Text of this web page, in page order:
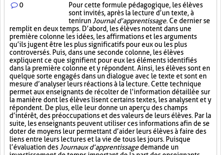
0
Pour cette formule pédagogique, les élèves
sont invités, après la lecture d’un texte, à
tenir un Journal d’apprentissage. Ce dernier se
remplit en deux temps. D’abord, les élèves notent dans une
première colonne les idées, les affirmations et les arguments
qu’ils jugent être les plus significatifs pour eux ou les plus
controversés. Puis, dans une seconde colonne, les élèves
expliquent ce que signifient pour eux les éléments identifiés
dans la première colonne et y répondent. Ainsi, les élèves sont en
quelque sorte engagés dans un dialogue avec le texte et sont en
mesure d’analyser leurs réactions à la lecture. Cette technique
permet aux enseignants de récolter de l’information détaillée sur
la manière dont les élèves lisent certains textes, les analysent et y
répondent. De plus, elle leur donne un aperçu des champs
d’intérêt, des préoccupations et des valeurs de leurs élèves. Par la
suite, les enseignants peuvent utiliser ces informations afin de se
doter de moyens leur permettant d’aider leurs élèves à faire des
liens entre leurs lectures et la vie de tous les jours. Puisque
l’évaluation des Journaux d’apprentissagedemande un